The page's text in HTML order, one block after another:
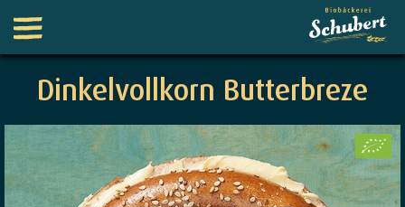
Dinkelvollkorn Butterbreze